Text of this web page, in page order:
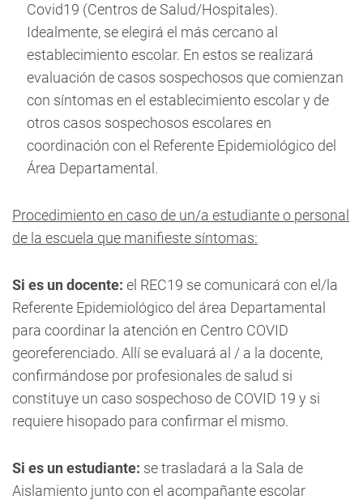
Covid19 (Centros de Salud/Hospitales).
Idealmente, se elegirá el más cercano al
establecimiento escolar. En estos se realizará
evaluación de casos sospechosos que comienzan
con síntomas en el establecimiento escolar y de
otros casos sospechosos escolares en
coordinación con el Referente Epidemiológico del
Área Departamental.
Procedimiento en caso de un/a estudiante o personal
de la escuela que manifieste síntomas:
Si es un docente: el REC19 se comunicará con el/la
Referente Epidemiológico del área Departamental
para coordinar la atención en Centro COVID
georeferenciado. Allí se evaluará al / a la docente,
confirmándose por profesionales de salud si
constituye un caso sospechoso de COVID 19 y si
requiere hisopado para confirmar el mismo.
Si es un estudiante: se trasladará a la Sala de
Aislamiento junto con el acompañante escolar